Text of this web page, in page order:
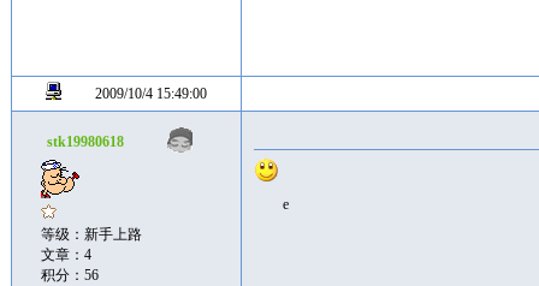
2009/10/4 15:49:00
stk19980618
等级：新手上路
文章：4
积分：56
e